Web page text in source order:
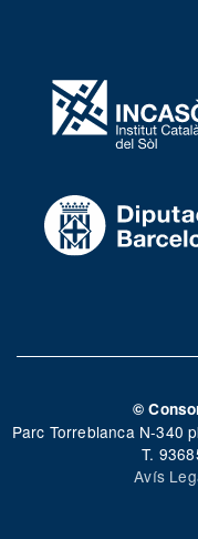
©
Parc Torreblanca N-340
T.
Avís